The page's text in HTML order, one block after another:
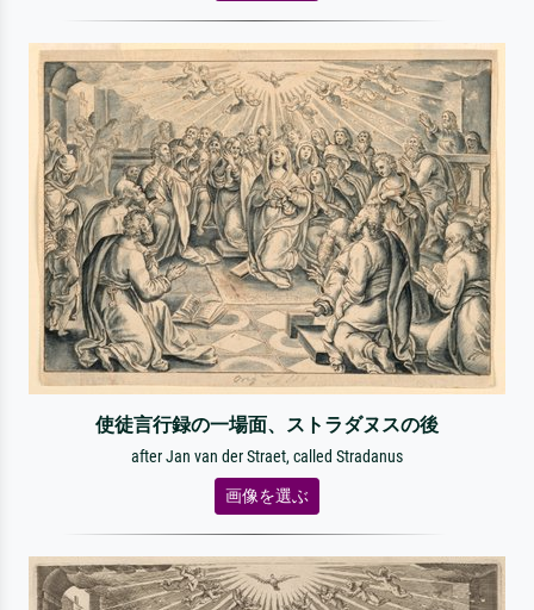
使徒言行録の一場面、ストラダヌスの後
after Jan van der Straet, called Stradanus
画像を選ぶ